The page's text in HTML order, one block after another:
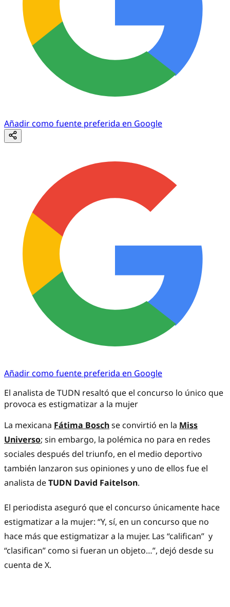
Añadir como fuente preferida en Google
Añadir como fuente preferida en Google
El analista de TUDN resaltó que el concurso lo único que
provoca es estigmatizar a la mujer
La mexicana Fátima Boschse convirtió en la Miss
Universo; sin embargo, la polémica no para en redes
sociales después del triunfo, en el medio deportivo
también lanzaron sus opiniones y uno de ellos fue el
analista deTUDN David Faitelson.
El periodista aseguró que el concurso únicamente hace
estigmatizar a la mujer: “Y, sí, en un concurso que no
hace más que estigmatizar a la mujer. Las “califican” y
“clasifican” como si fueran un objeto…”, dejó desde su
cuenta de X.